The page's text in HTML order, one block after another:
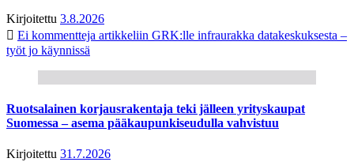
Kirjoitettu 3.8.2026
Ei kommentteja artikkeliin GRK:lle infraurakka datakeskuksesta –
työt jo käynnissä
Ruotsalainen korjausrakentaja teki jälleen yrityskaupat
Suomessa – asema pääkaupunkiseudulla vahvistuu
Kirjoitettu 31.7.2026